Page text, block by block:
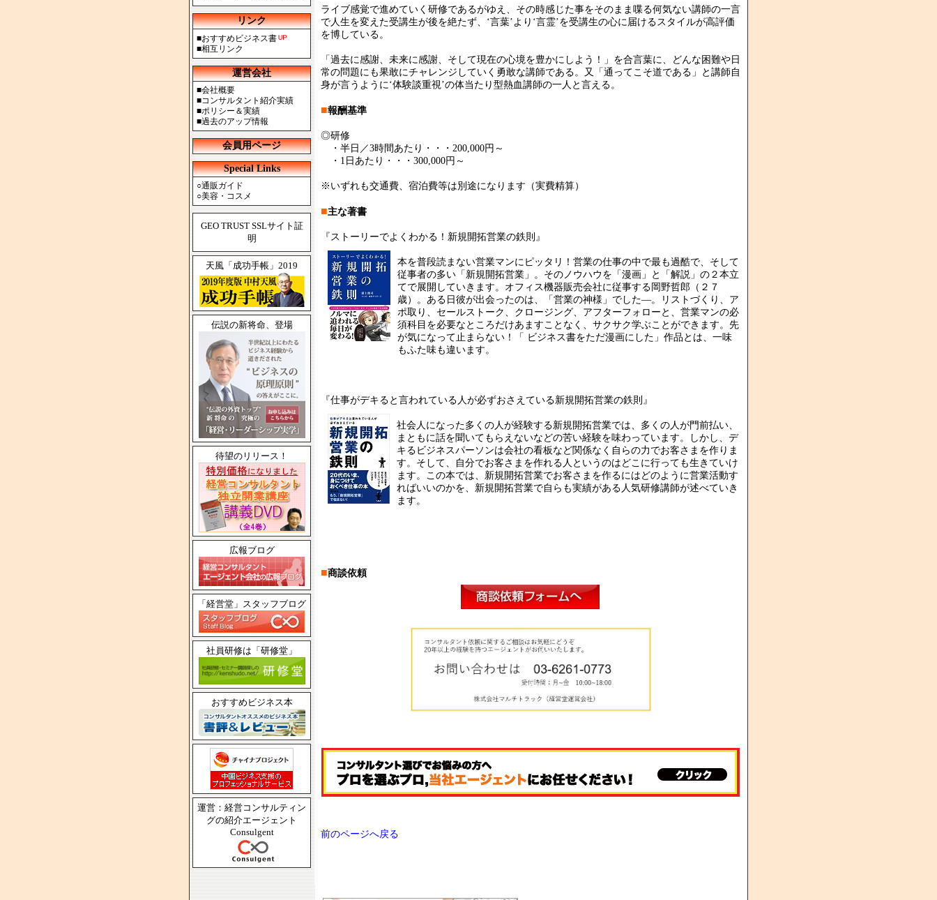
リンク
■おすすめビジネス書
■相互リンク
運営会社
■会社概要
■コンサルタント紹介実績
■ポリシー＆実績
■過去のアップ情報
会員用ページ
Special Links
○通販ガイド
○美容・コスメ
GEO TRUST SSLサイト証
明
天風「成功手帳」2019
伝説の新将命、登場
待望のリリース！
広報ブログ
「経営堂」スタッフブログ
社員研修は「研修堂」
おすすめビジネス本
運営：経営コンサルティン
グの紹介エージェント
Consulgent
ライブ感覚で進めていく研修であるがゆえ、その時感じた事をそのまま喋る何気ない講師の一言
で人生を変えた受講生が後を絶たず、‘言葉’より‘言霊’を受講生の心に届けるスタイルが高評価
を博している。
「過去に感謝、未来に感謝、そして現在の心境を豊かにしよう！」を合言葉に、どんな困難や日
常の問題にも果敢にチャレンジしていく勇敢な講師である。又「通ってこそ道である」と講師自
身が言うように‘体験談重視’の体当たり型熱血講師の一人と言える。
■報酬基準
◎研修
・半日／3時間あたり・・・200,000円～
・1日あたり・・・300,000円～
※いずれも交通費、宿泊費等は別途になります（実費精算）
■主な著書
『ストーリーでよくわかる！新規開拓営業の鉄則』
本を普段読まない営業マンにピッタリ！営業の仕事の中で最も過酷で、そして
従事者の多い「新規開拓営業」。そのノウハウを「漫画」と「解説」の２本立
てで展開していきます。オフィス機器販売会社に従事する岡野哲郎（２７
歳）。ある日彼が出会ったのは、「営業の神様」でした―。リストづくり、ア
ポ取り、セールストーク、クロージング、アフターフォローと、営業マンの必
須科目を必要なところだけあますことなく、サクサク学ぶことができます。先
が気になって止まらない！「 ビジネス書をただ漫画にした」作品とは、一味
もふた味も違います。
『仕事がデキると言われている人が必ずおさえている新規開拓営業の鉄則』
社会人になった多くの人が経験する新規開拓営業では、多くの人が門前払い、
まともに話を聞いてもらえないなどの苦い経験を味わっています。しかし、デ
キるビジネスパーソンは会社の看板など関係なく自らの力でお客さまを作りま
す。そして、自分でお客さまを作れる人というのはどこに行っても生きていけ
ます。この本では、新規開拓営業でお客さまを作るにはどのように営業活動す
ればいいのかを、新規開拓営業で自らも実績がある人気研修講師が述べていき
ます。
■商談依頼
前のページへ戻る